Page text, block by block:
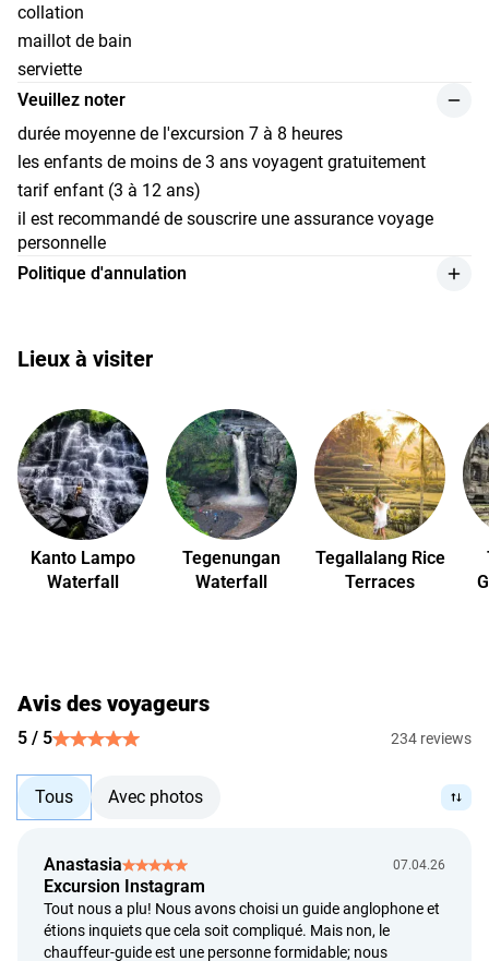
collation
maillot de bain
serviette
Veuillez noter
durée moyenne de l'excursion 7 à 8 heures
les enfants de moins de 3 ans voyagent gratuitement
tarif enfant (3 à 12 ans)
il est recommandé de souscrire une assurance voyage
personnelle
Politique d'annulation
le début de l'événement ;
par la Banque d'Indonésie le jour du paiement ;
nous remboursons intégralement en cas d'impossibilité de
prestation du service par le fournisseur ;
nous examinons la demande de remboursement jusqu'à 5
jours ouvrables à partir de la date de la demande du client ;
nous effectuons un remboursement dans un délai de 5
jours ouvrables à partir du moment où la décision de
remboursement est convenue.
Lieux à visiter
Kanto Lampo
Waterfall
Tegenungan
Waterfall
Tegallalang Rice
Terraces
Avis des voyageurs
5 / 5 234 reviews
Tous Avec photos
Anastasia 07.04.26
Excursion Instagram
Tout nous a plu! Nous avons choisi un guide anglophone et
étions inquiets que cela soit compliqué. Mais non, le
chauffeur-guide est une personne formidable; nous